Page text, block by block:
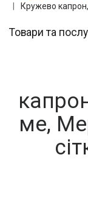
Кружево
Товари та
ме,